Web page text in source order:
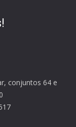
conjuntos 64 e